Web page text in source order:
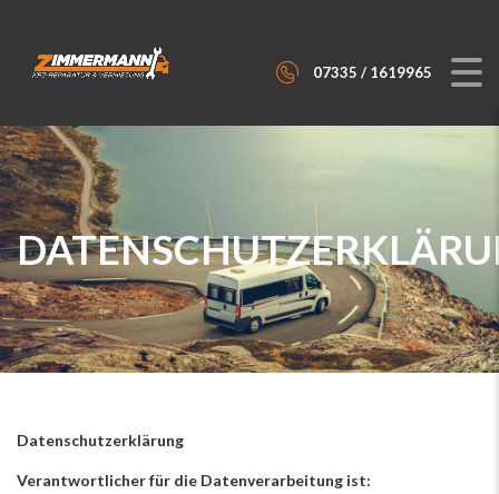
07335 / 1619965
Datenschutzerklärung
Verantwortlicher für die Datenverarbeitung ist: